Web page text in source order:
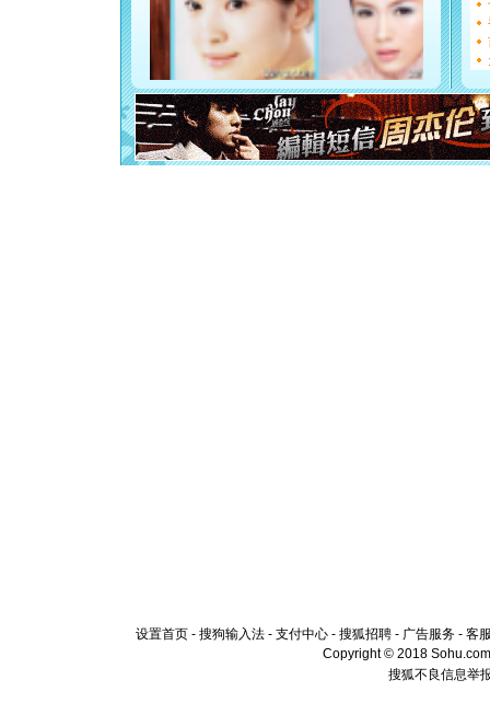
如意,快
[元旦]
断电。
你是我
[元旦]如
起；二是
离。水晶
[元旦]当
泣，这痛
设置首页 - 搜狗输入法 - 支付中心 - 搜狐招聘 - 广告服务 - 客
Copyright © 2018
搜狐不良信息举